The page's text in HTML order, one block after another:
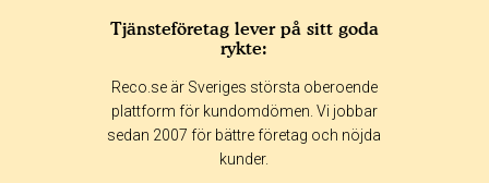
Tjänsteföretag lever på sitt goda
rykte:
Reco.se är Sveriges största oberoende
plattform för kundomdömen. Vi jobbar
sedan 2007 för bättre företag och nöjda
kunder.